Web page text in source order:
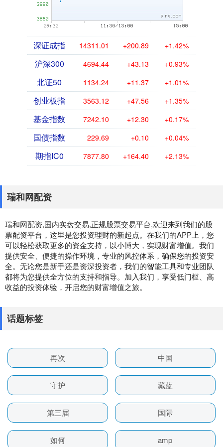
深证成指 14311.01 +200.89 +1.42%
沪深300 4694.44 +43.13 +0.93%
北证50 1134.24 +11.37 +1.01%
创业板指 3563.12 +47.56 +1.35%
基金指数 7242.10 +12.30 +0.17%
国债指数 229.69 +0.10 +0.04%
期指IC0 7877.80 +164.40 +2.13%
瑞和网配资
瑞和网配资,国内实盘交易,正规股票交易平台,欢迎来到我们的股
票配资平台，这里是您投资理财的新起点。在我们的APP上，您
可以轻松获取更多的资金支持，以小博大，实现财富增值。我们
提供安全、便捷的操作环境，专业的风控体系，确保您的投资安
全。无论您是新手还是资深投资者，我们的智能工具和专业团队
都将为您提供全方位的支持和指导。加入我们，享受低门槛、高
收益的投资体验，开启您的财富增值之旅。
话题标签
再次 中国
守护 藏蓝
第三届 国际
如何 amp